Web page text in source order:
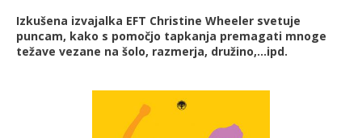
Izkušena izvajalka EFT Christine Wheeler svetuje
puncam, kako s pomočjo tapkanja premagati mnoge
težave vezane na šolo, razmerja, družino,...ipd.